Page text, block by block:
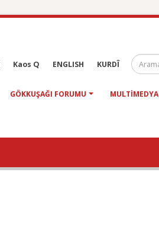
Kaos Q ENGLISH KURDÎ
GÖKKUŞAĞI FORUMU MULTIMEDYA